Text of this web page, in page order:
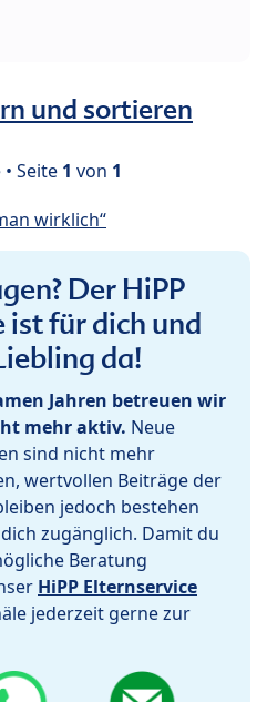
und sortieren
Seite 1 von 1
wirklich“
Der HiPP
ist für dich und
da!
Jahren betreuen wir
mehr aktiv. Neue
sind nicht mehr
wertvollen Beiträge der
jedoch bestehen
zugänglich. Damit du
Beratung
HiPP Elternservice
jederzeit gerne zur